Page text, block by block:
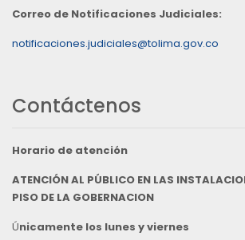
Correo de Notificaciones Judiciales:
notificaciones.judiciales@tolima.gov.co
Contáctenos
Horario de atención
ATENCIÓN AL PÚBLICO EN LAS
PISO DE LA GOBERNACION
Únicamente los lunes y viernes